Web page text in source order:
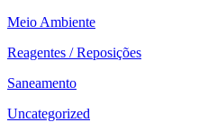
Meio Ambiente
Reagentes / Reposições
Saneamento
Uncategorized